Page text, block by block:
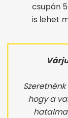
csupán
is lehet
hogy a